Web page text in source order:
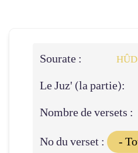
Sourate : HÛD
Le Juz' (la partie):
Nombre de versets :
No du verset :